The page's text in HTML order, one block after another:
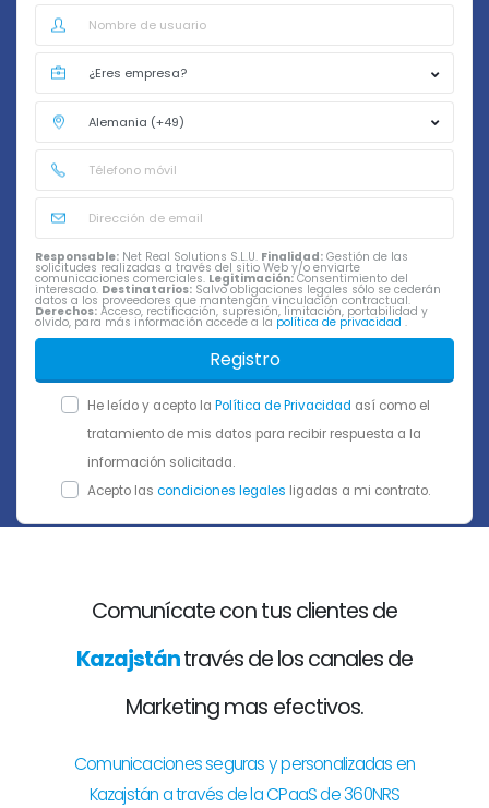
Responsable: Net Real Solutions S.L.U. Finalidad: Gestión de las
solicitudes realizadas a través del sitio Web y/o enviarte
comunicaciones comerciales. Legitimación:Consentimiento del
interesado. Destinatarios: Salvo obligaciones legales sólo se cederán
datos a los proveedores que mantengan vinculación contractual.
Derechos: Acceso, rectificación, supresión, limitación, portabilidad y
olvido, para más información accede a la política de privacidad .
Registro
He leído y acepto la Política de Privacidad así como el
tratamiento de mis datos para recibir respuesta a la
información solicitada.
Acepto las condiciones legales ligadas a mi contrato.
Comunícate con tus clientes de
Kazajstántravés de los canales de
Marketing mas efectivos.
Comunicaciones seguras y personalizadas en
Kazajstán a través de la CPaaS de 360NRS